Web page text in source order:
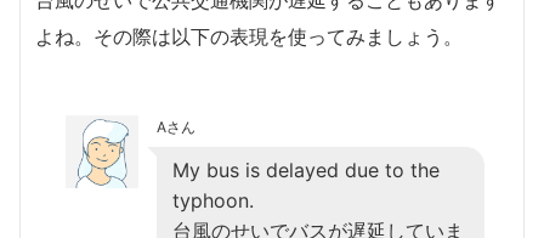
よね。その際は以下の表現を使ってみましょう。
Aさん
My bus is delayed due to the
typhoon.
台風のせいでバスが遅延していま